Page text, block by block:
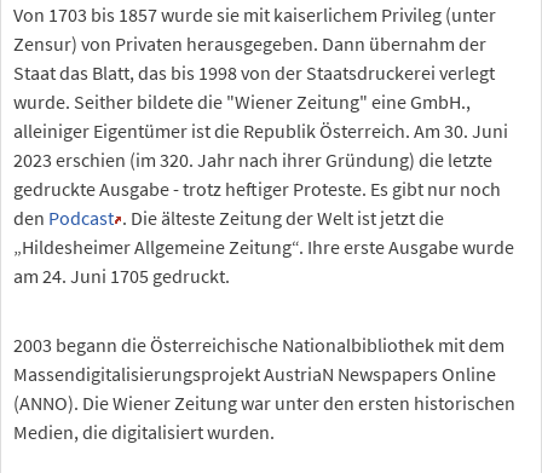
Von 1703 bis 1857 wurde sie mit kaiserlichem Privileg (unter
Zensur) von Privaten herausgegeben. Dann übernahm der
Staat das Blatt, das bis 1998 von der Staatsdruckerei verlegt
wurde. Seither bildete die "Wiener Zeitung" eine GmbH.,
alleiniger Eigentümer ist die Republik Österreich. Am 30. Juni
2023 erschien (im 320. Jahr nach ihrer Gründung) die letzte
gedruckte Ausgabe - trotz heftiger Proteste. Es gibt nur noch
den Podcast . Die älteste Zeitung der Welt ist jetzt die
„Hildesheimer Allgemeine Zeitung“. Ihre erste Ausgabe wurde
am 24. Juni 1705 gedruckt.
2003 begann die Österreichische Nationalbibliothek mit dem
Massendigitalisierungsprojekt AustriaN Newspapers Online
(ANNO). Die Wiener Zeitung war unter den ersten historischen
Medien, die digitalisiert wurden.